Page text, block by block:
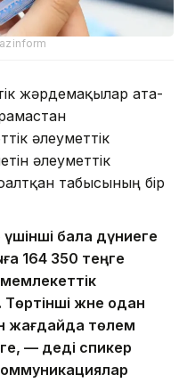
жәрдемақылар ата-
әлеуметтік
әлеуметтік
табысының бір
үшінші бала дүниеге
164 350 теңге
және одан
жағдайда төлем
— деді спикер